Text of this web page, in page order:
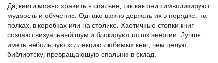
Да, книги можно хранить в спальне, так как они символизируют
мудрость и обучение. Однако важно держать их в порядке: на
полках, в коробках или на столике. Хаотичные стопки книг
создают визуальный шум и блокируют поток энергии. Лучше
иметь небольшую коллекцию любимых книг, чем целую
библиотеку, превращающую спальню в склад.